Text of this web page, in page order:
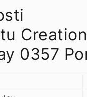
0357